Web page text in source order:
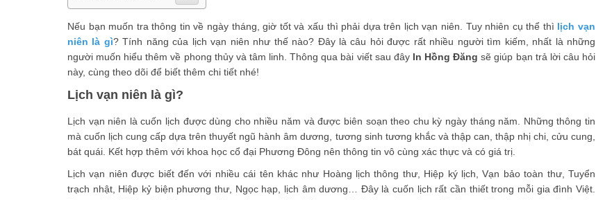
Nếu bạn muốn tra thông tin về ngày tháng, giờ tốt và xấu thì phải dựa trên lịch vạn niên. Tuy nhiên cụ thể thì lịch vạn
niên là gì? Tính năng của lịch vạn niên như thế nào? Đây là câu hỏi được rất nhiều người tìm kiếm, nhất là những
người muốn hiểu thêm về phong thủy và tâm linh. Thông qua bài viết sau đây In Hồng Đăng sẽ giúp bạn trả lời câu hỏi
này, cùng theo dõi để biết thêm chi tiết nhé!
Lịch vạn niên là gì?
Lịch vạn niên là cuốn lịch được dùng cho nhiều năm và được biên soạn theo chu kỳ ngày tháng năm. Những thông tin
mà cuốn lịch cung cấp dựa trên thuyết ngũ hành âm dương, tương sinh tương khắc và thập can, thập nhị chi, cửu cung,
bát quái. Kết hợp thêm với khoa học cổ đại Phương Đông nên thông tin vô cùng xác thực và có giá trị.
Lịch vạn niên được biết đến với nhiều cái tên khác như Hoàng lịch thông thư, Hiệp ký lịch, Vạn bảo toàn thư, Tuyển
trạch nhật, Hiệp kỷ biện phương thư, Ngọc hạp, lịch âm dương… Đây là cuốn lịch rất cần thiết trong mỗi gia đình Việt.